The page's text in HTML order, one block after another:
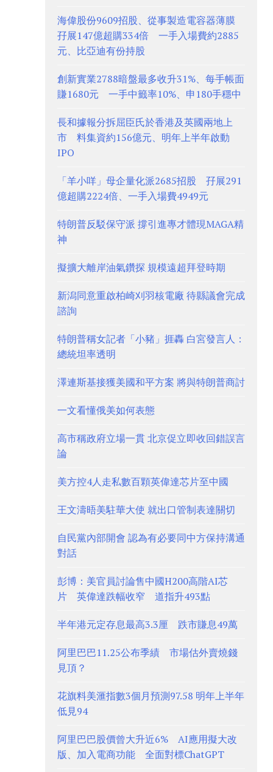
海偉股份9609招股、從事製造電容器薄膜
孖展147億超購334倍 一手入場費約2885
元、比亞迪有份持股
創新實業2788暗盤最多收升31%、每手帳面
賺1680元 一手中籤率10%、申180手穩中
長和據報分拆屈臣氏於香港及英國兩地上
市 料集資約156億元、明年上半年啟動
IPO
「羊小咩」母企量化派2685招股 孖展291
億超購2224倍、一手入場費4949元
特朗普反駁保守派 撐引進專才體現MAGA精
神
擬擴大離岸油氣鑽探 規模遠超拜登時期
新潟同意重啟柏崎刈羽核電廠 待縣議會完成
諮詢
特朗普稱女記者「小豬」捱轟 白宮發言人：
總統坦率透明
澤連斯基接獲美國和平方案 將與特朗普商討
一文看懂俄美如何表態
高市稱政府立場一貫 北京促立即收回錯誤言
論
美方控4人走私數百顆英偉達芯片至中國
王文濤晤美駐華大使 就出口管制表達關切
自民黨內部開會 認為有必要同中方保持溝通
對話
彭博：美官員討論售中國H200高階AI芯
片 英偉達跌幅收窄 道指升493點
半年港元定存息最高3.3厘 跌市賺息49萬
阿里巴巴11.25公布季績 市場估外賣燒錢
見頂？
花旗料美滙指數3個月預測97.58 明年上半年
低見94
阿里巴巴股價曾大升近6% AI應用擬大改
版、加入電商功能 全面對標ChatGPT